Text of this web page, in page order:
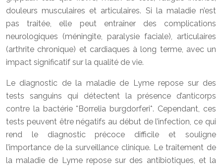
douleurs musculaires et articulaires. Si la maladie n’est
pas traitée, elle peut entraîner des complications
neurologiques (méningite, paralysie faciale), articulaires
(arthrite chronique) et cardiaques à long terme, avec un
impact significatif sur la qualité de vie.
Le diagnostic de la maladie de Lyme repose sur des
tests sanguins qui détectent la présence d’anticorps
contre la bactérie *Borrelia burgdorferi*. Cependant, ces
tests peuvent être négatifs au début de l’infection, ce qui
rend le diagnostic précoce difficile et souligne
l’importance de la surveillance clinique. Le traitement de
la maladie de Lyme repose sur des antibiotiques, et la